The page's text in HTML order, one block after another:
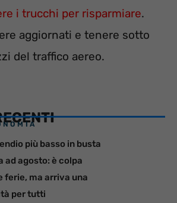
i trucchi per risparmiare.
aggiornati e tenere sotto
del traffico aereo.
più basso in busta
ad agosto: è colpa
ferie, ma arriva una
per tutti